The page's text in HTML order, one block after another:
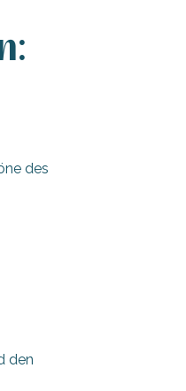
des
den